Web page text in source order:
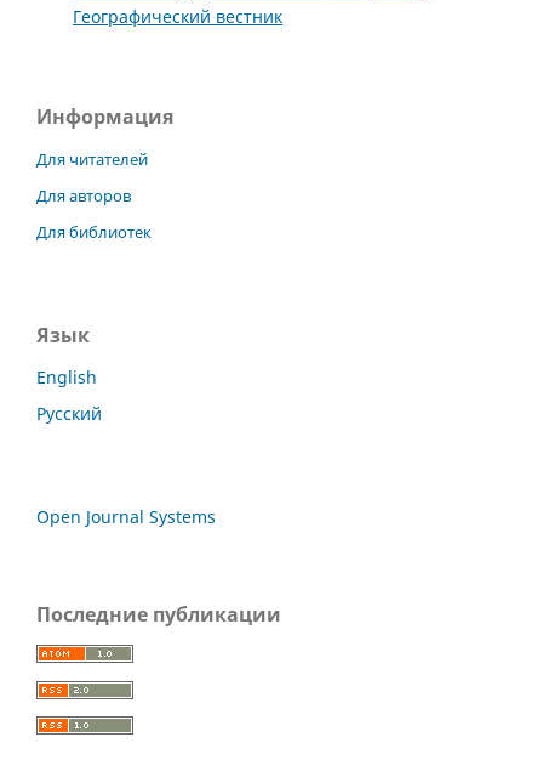
Географический вестник
Информация
Для читателей
Для авторов
Для библиотек
Язык
English
Русский
Open Journal Systems
Последние публикации